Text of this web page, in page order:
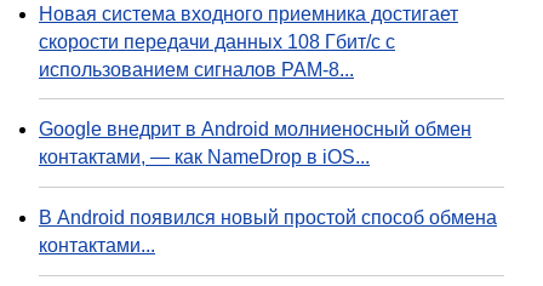
Новая система входного приемника достигает
скорости передачи данных 108 Гбит/с с
использованием сигналов PAM-8...
Google внедрит в Android молниеносный обмен
контактами, — как NameDrop в iOS...
В Android появился новый простой способ обмена
контактами...